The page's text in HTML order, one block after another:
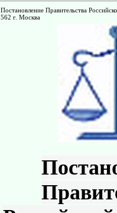
Постановление Правительства
562 г. Москва